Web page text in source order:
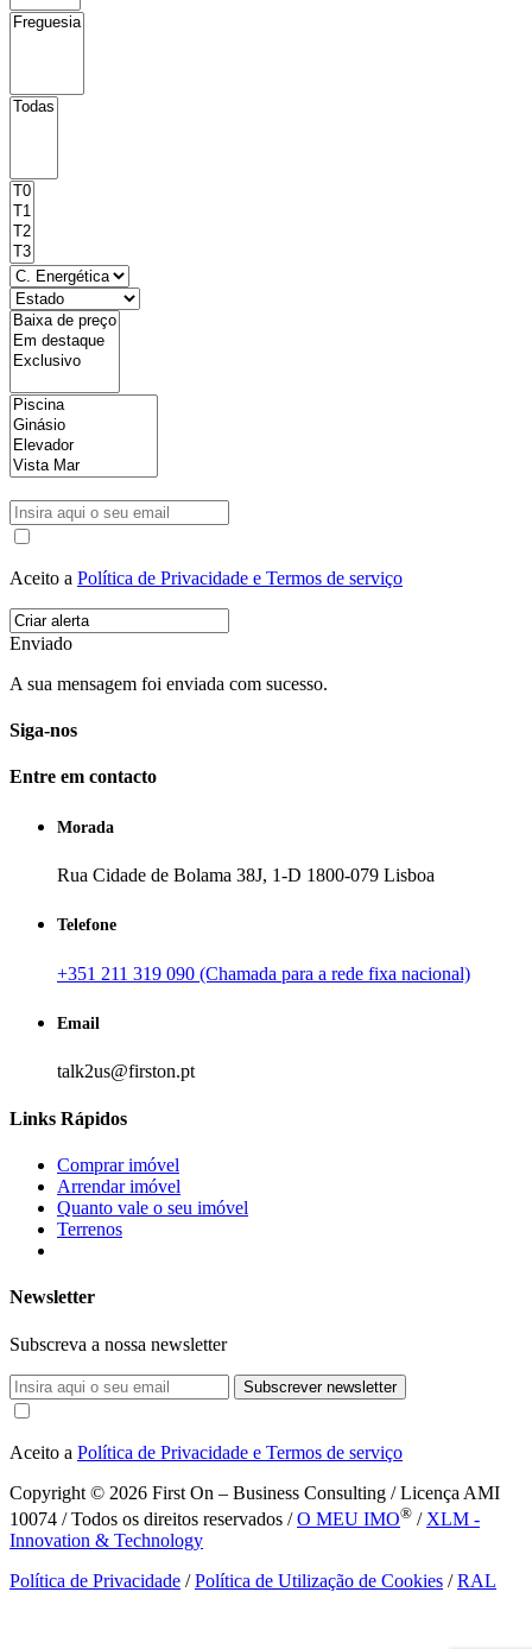
Aceito a Política de Privacidade e Termos de serviço
Enviado
A sua mensagem foi enviada com sucesso.
Siga-nos
Entre em contacto
Morada
Rua Cidade de Bolama 38J, 1-D 1800-079 Lisboa
Telefone
+351 211 319 090 (Chamada para a rede fixa nacional)
Email
talk2us@firston.pt
Links Rápidos
Comprar imóvel
Arrendar imóvel
Quanto vale o seu imóvel
Terrenos
Newsletter
Subscreva a nossa newsletter
Subscrever newsletter
Aceito a Política de Privacidade e Termos de serviço
Copyright © 2026 First On – Business Consulting / Licença AMI
10074 / Todos os direitos reservados /O MEU IMO® / XLM -
Innovation & Technology
Política de Privacidade /Política de Utilização de Cookies /RAL